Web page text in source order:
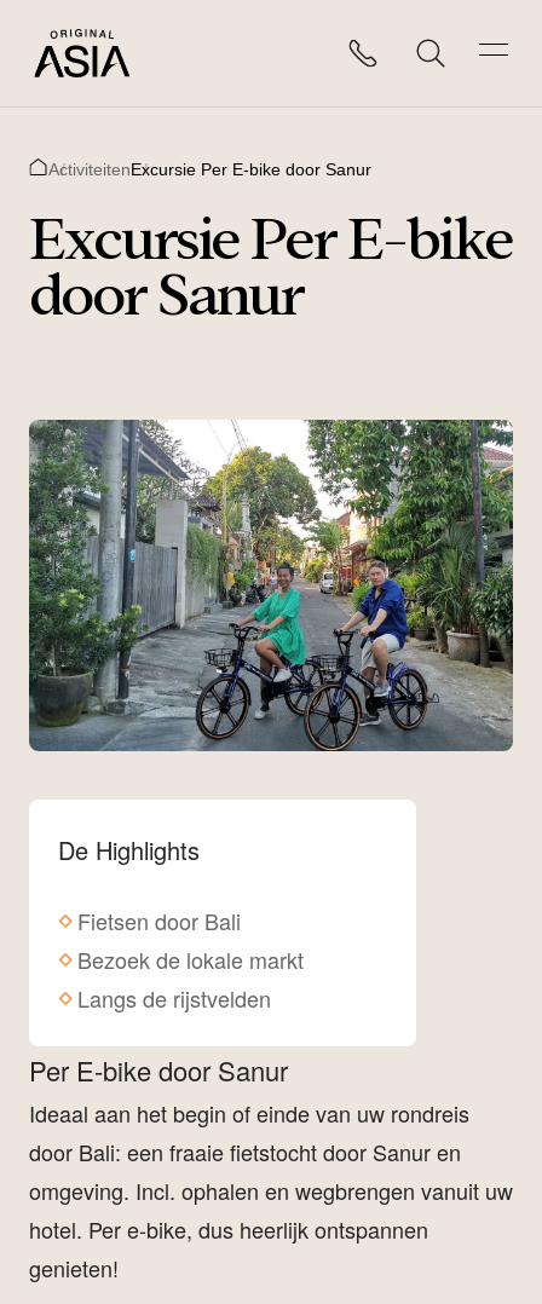
ActiviteitenExcursie Per E-bike door Sanur
Excursie Per E-bike
door Sanur
Per E-bike door Sanur
Ideaal aan het begin of einde van uw rondreis
door Bali: een fraaie fietstocht door Sanur en
omgeving. Incl. ophalen en wegbrengen vanuit uw
hotel. Per e-bike, dus heerlijk ontspannen
genieten!
De Highlights
Fietsen door Bali
Bezoek de lokale markt
Langs de rijstvelden